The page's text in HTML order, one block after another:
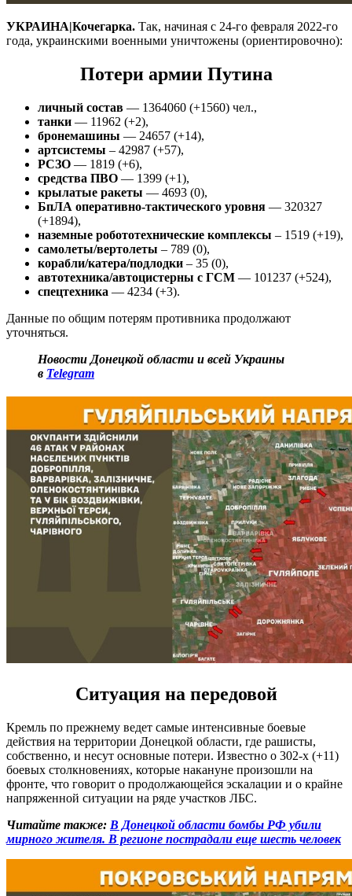
УКРАИНА|Кочегарка. Так, начиная с 24-го февраля 2022-го
года, украинскими военными уничтожены (ориентировочно):
Потери армии Путина
личный состав — 1364060 (+1560) чел.,
танки — 11962 (+2),
бронемашины — 24657 (+14),
артсистемы – 42987 (+57),
РСЗО — 1819 (+6),
средства ПВО — 1399 (+1),
крылатые ракеты — 4693 (0),
БпЛА оперативно-тактического уровня — 320327
(+1894),
наземные робототехнические комплексы – 1519 (+19),
самолеты/вертолеты – 789 (0),
корабли/катера/подлодки – 35 (0),
автотехника/автоцистерны с ГСМ — 101237 (+524),
спецтехника — 4234 (+3).
Данные по общим потерям противника продолжают
уточняться.
Новости Донецкой области и всей Украины
в Telegram
Ситуация на передовой
Кремль по прежнему ведет самые интенсивные боевые
действия на территории Донецкой области, где рашисты,
собственно, и несут основные потери. Известно о 302-х (+11)
боевых столкновениях, которые накануне произошли на
фронте, что говорит о продолжающейся эскалации и о крайне
напряженной ситуации на ряде участков ЛБС.
Читайте также: В Донецкой области бомбы РФ убили
мирного жителя. В регионе пострадали еще шесть человек